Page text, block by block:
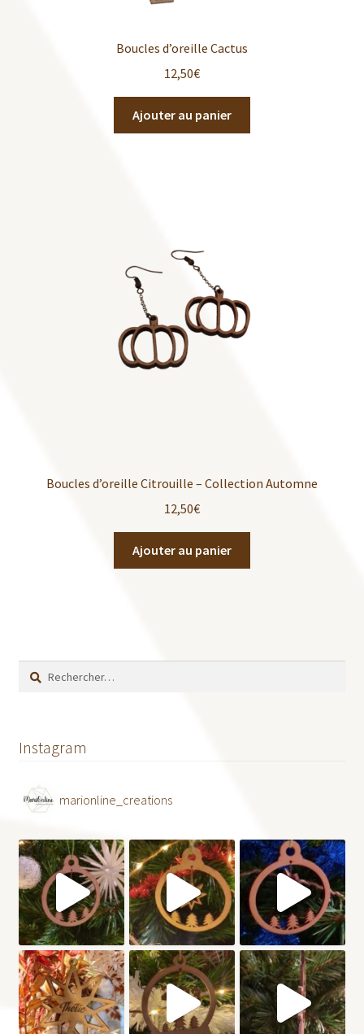
Boucles d’oreille Cactus
12,50€
Ajouter au panier
Boucles d’oreille Citrouille – Collection Automne
12,50€
Ajouter au panier
Rechercher :
Instagram
marionline_creations